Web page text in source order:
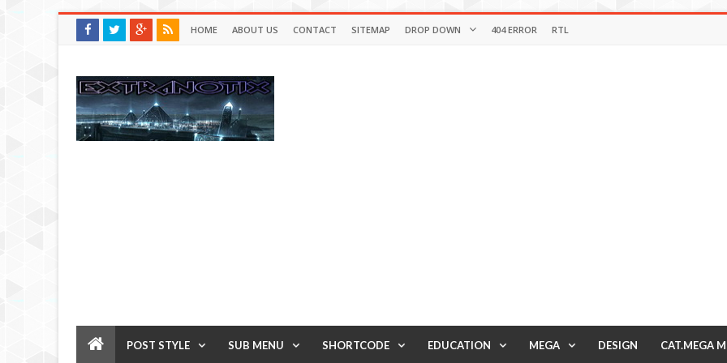
HOME ABOUT US CONTACT SITEMAP DROP DOWN 404 ERROR RTL
POST STYLE SUB MENU SHORTCODE EDUCATION MEGA DESIGN CAT.MEGA